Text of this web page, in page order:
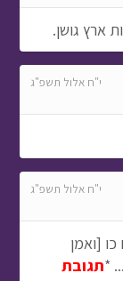
ארץ גושן.
י"ח אלול תשפ"ג
י"ח אלול תשפ"ג
[ואמן
*תגובת